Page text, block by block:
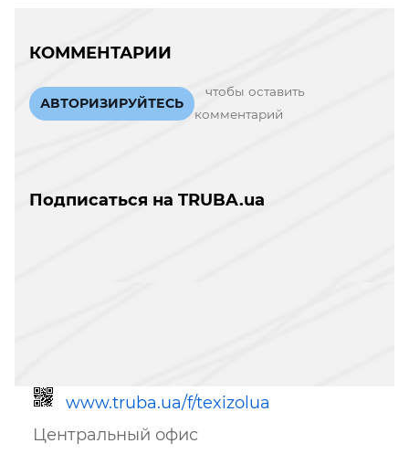
КОММЕНТАРИИ
АВТОРИЗИРУЙТЕСЬ
чтобы оставить
комментарий
Подписаться на TRUBA.ua
www.truba.ua/f/texizolua
Центральный офис